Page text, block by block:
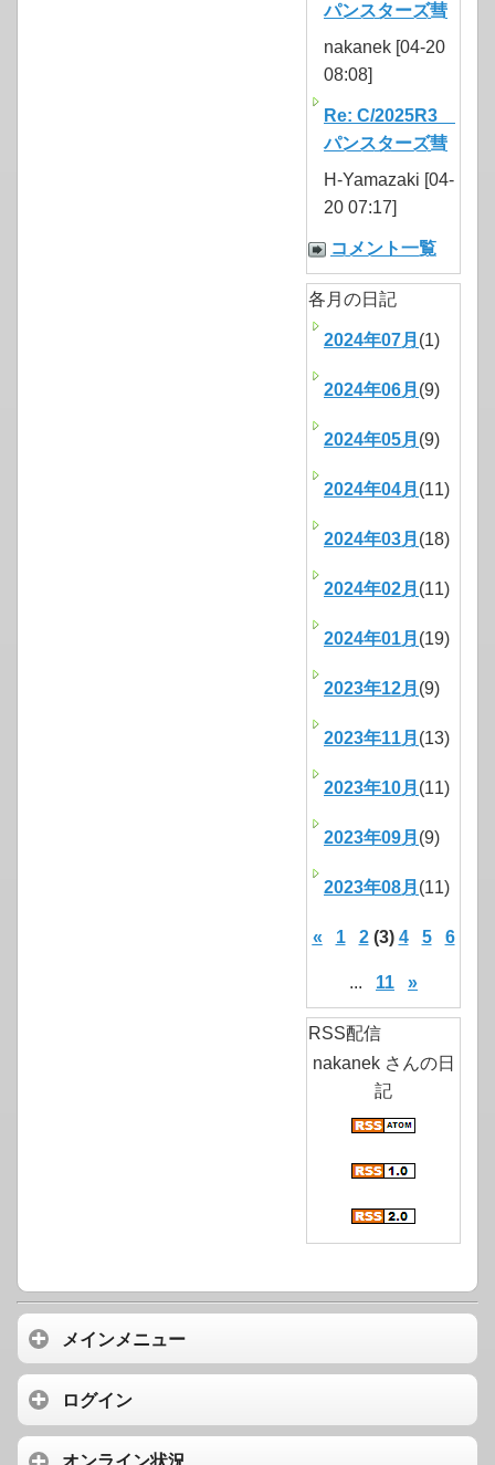
パンスターズ彗
nakanek [04-20
08:08]
Re: C/2025R3
パンスターズ彗
H-Yamazaki [04-
20 07:17]
コメント一覧
各月の日記
2024年07月 (1)
2024年06月 (9)
2024年05月 (9)
2024年04月 (11)
2024年03月 (18)
2024年02月 (11)
2024年01月 (19)
2023年12月 (9)
2023年11月 (13)
2023年10月 (11)
2023年09月 (9)
2023年08月 (11)
« 1 2 (3) 4 5 6
... 11 »
RSS配信
nakanek さんの日
記
メインメニュー
ログイン
オンライン状況